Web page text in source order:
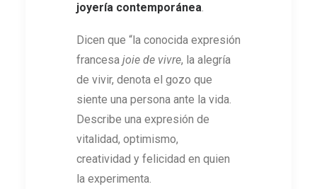
joyería contemporánea.
Dicen que “la conocida expresión
francesa joie de vivre, la alegría
de vivir, denota el gozo que
siente una persona ante la vida.
Describe una expresión de
vitalidad, optimismo,
creatividad y felicidad en quien
la experimenta.